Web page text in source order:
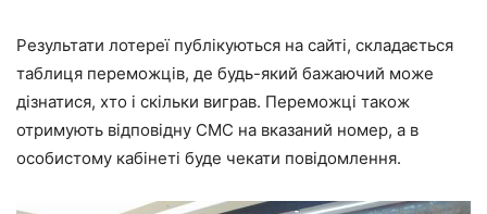
Результати лотереї публікуються на сайті, складається
таблиця переможців, де будь-який бажаючий може
дізнатися, хто і скільки виграв. Переможці також
отримують відповідну СМС на вказаний номер, а в
особистому кабінеті буде чекати повідомлення.